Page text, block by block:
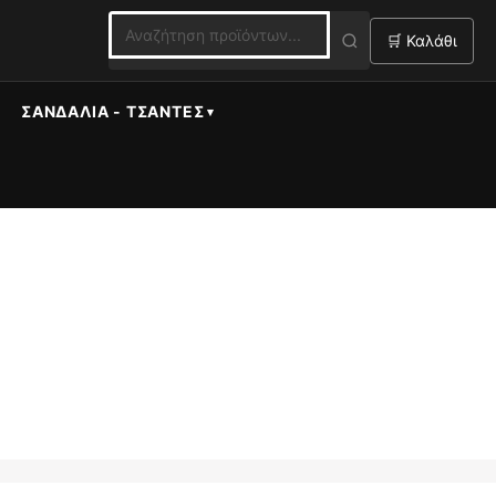
🛒 Καλάθι
ΣΑΝΔΆΛΙΑ - ΤΣΆΝΤΕΣ